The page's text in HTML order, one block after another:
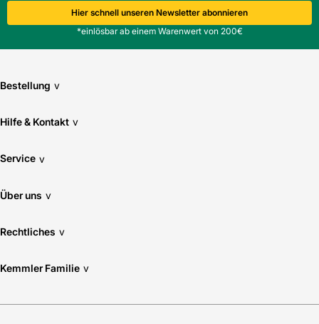
Hier schnell unseren Newsletter abonnieren
*einlösbar ab einem Warenwert von 200€
Bestellung v
Hilfe & Kontakt v
Service v
Über uns v
Rechtliches v
Kemmler Familie v